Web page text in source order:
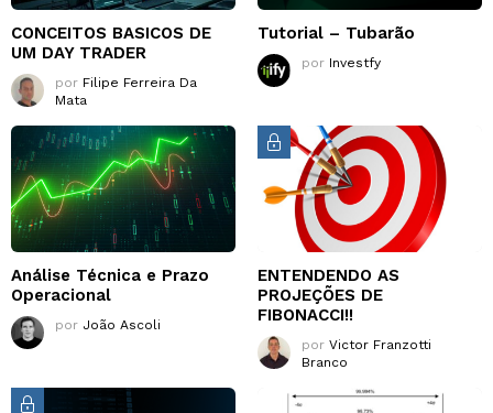
CONCEITOS BASICOS DE
UM DAY TRADER
por Filipe Ferreira Da
Mata
Tutorial – Tubarão
por Investfy
Análise Técnica e Prazo
Operacional
por João Ascoli
ENTENDENDO AS
PROJEÇÕES DE
FIBONACCI!!
por Victor Franzotti
Branco